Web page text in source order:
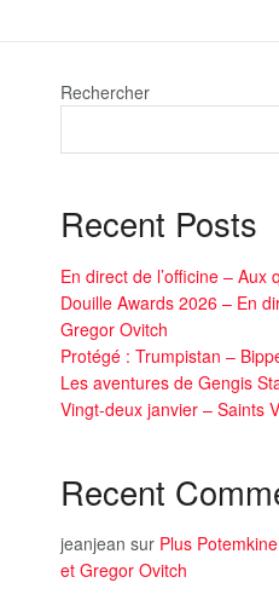
Rechercher
Recent Posts
En direct de l’officine – Aux
Douille Awards 2026 – En
Gregor Ovitch
Protégé : Trumpistan –
Les aventures de Gengis
Vingt-deux janvier – Saints
Recent
jeanjean sur Plus
et Gregor Ovitch